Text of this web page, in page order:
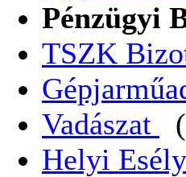
Pénzügyi
TSZK
Vadászat
Helyi